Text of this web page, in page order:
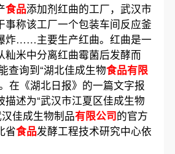
食品添加剂红曲的工厂，武汉市
事称该工厂一个包装车间反应釜
炸……主要生产红曲。红曲是一
籼米中分离红曲霉菌后发酵而
查询到“湖北佳成生物食品有限
在《湖北日报》的一篇文字报
描述为“武汉市江夏区佳成生物
佳成生物制品有限公司的官方
省食品发酵工程技术研究中心依